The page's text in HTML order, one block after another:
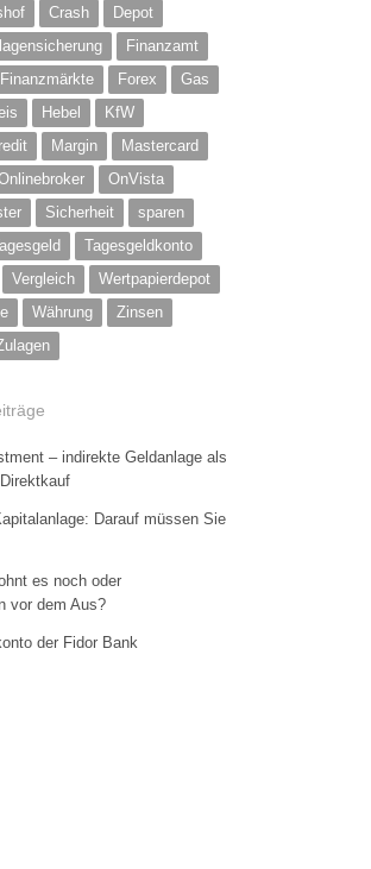
Crash
Depot
Finanzamt
Finanzmärkte Forex
Gas
Hebel
KfW
Margin
Mastercard
OnVista
Sicherheit
sparen
Tagesgeldkonto
Vergleich
Wertpapierdepot
Währung
Zinsen
– indirekte Geldanlage als
Darauf müssen Sie
es noch oder
vor dem Aus?
der Fidor Bank